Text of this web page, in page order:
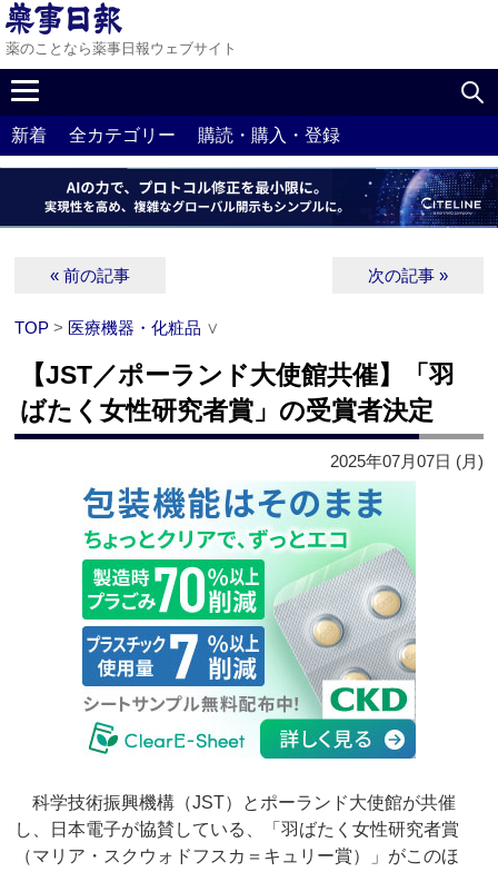
薬のことなら薬事日報ウェブサイト
新着 全カテゴリー 購読・購入・登録
« 前の記事 次の記事 »
TOP > 医療機器・化粧品 ∨
【JST／ポーランド大使館共催】「羽
ばたく女性研究者賞」の受賞者決定
2025年07月07日 (月)
科学技術振興機構（JST）とポーランド大使館が共催
し、日本電子が協賛している、「羽ばたく女性研究者賞
（マリア・スクウォドフスカ＝キュリー賞）」がこのほ